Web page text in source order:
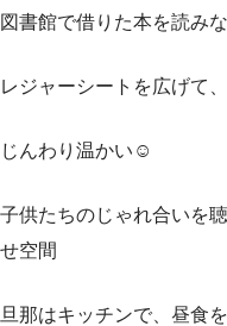
図書館で借りた本を読み
レジャーシートを広げて
じんわり温かい☺️
子供たちのじゃれ合いを
せ空間
旦那はキッチンで、昼食